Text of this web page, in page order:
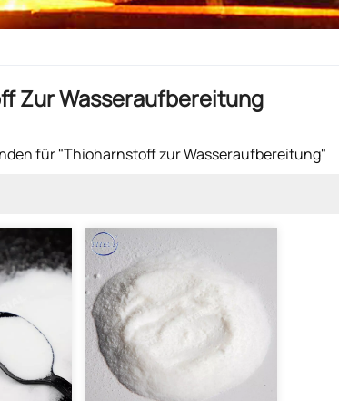
Zur Wasseraufbereitung
für "Thioharnstoff zur Wasseraufbereitung"